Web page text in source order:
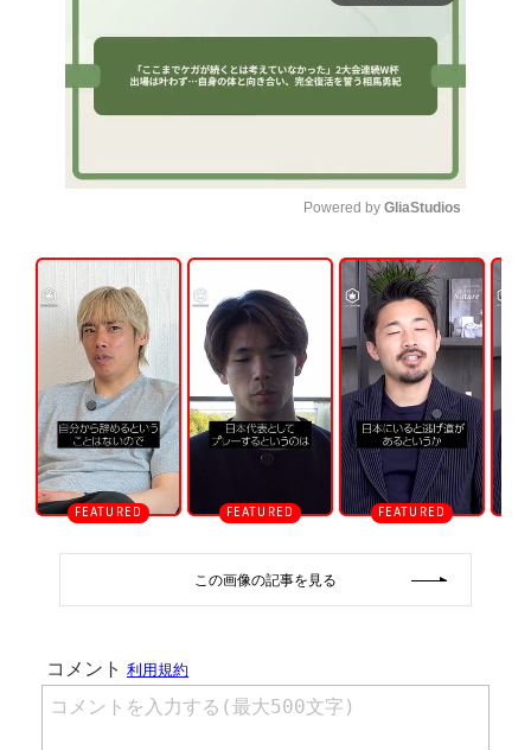
n
m
u
t
e
Powered by GliaStudios
この画像の記事を見る